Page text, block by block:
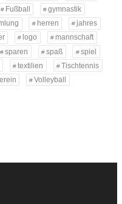
Fußball
gymnastik
herren
jahres
logo
mannschaft
sparen spaß
spiel
textilien
Tischtennis
Volleyball